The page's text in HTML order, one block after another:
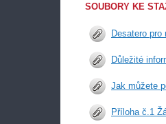
SOUBORY KE
Desatero pro
Důležité
Jak můžete
Příloha č.1